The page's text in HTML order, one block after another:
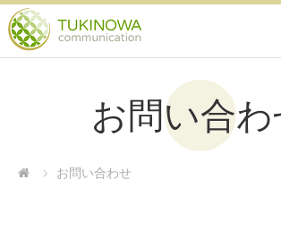
お問い合わ
お問い合わせ